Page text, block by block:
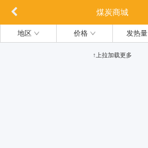
煤炭商城
地区 价格 发热量
↑上拉加载更多